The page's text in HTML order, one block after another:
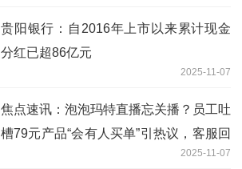
贵阳银行：自2016年上市以来累计现金
分红已超86亿元
2025-11-07
焦点速讯：泡泡玛特直播忘关播？员工吐
槽79元产品“会有人买单”引热议，客服回
应员工是否会被处理：核实中，具体方案
2025-11-07